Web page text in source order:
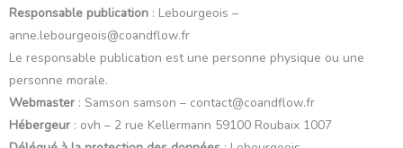
Responsable publication : Lebourgeois –
anne.lebourgeois@coandflow.fr
Le responsable publication est une personne physique ou une
personne morale.
Webmaster : Samson samson – contact@coandflow.fr
Hébergeur : ovh – 2 rue Kellermann 59100 Roubaix 1007